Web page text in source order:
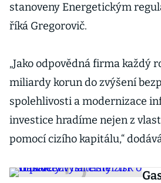
stanoveny Energetickým
říká Gregorovič.
„Jako odpovědná firma každý
miliardy korun do zvýšení
spolehlivosti a modernizace
investice hradíme nejen z
pomocí cizího kapitálu,“